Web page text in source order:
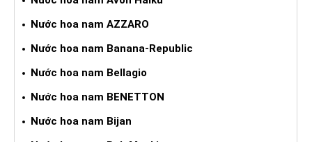
Nước hoa nam AZZARO
Nước hoa nam Banana-Republic
Nước hoa nam Bellagio
Nước hoa nam BENETTON
Nước hoa nam Bijan